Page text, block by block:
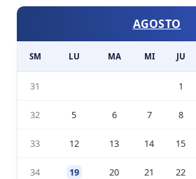
AGOSTO
SM LU MA MI JU
31 1
32 5 6 7 8
33 12 13 14 15
34 19 20 21 22